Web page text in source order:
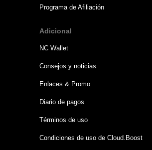
Programa de Afiliación
Adicional
NC Wallet
Consejos y noticias
Enlaces & Promo
Diario de pagos
Términos de uso
Condiciones de uso de Cloud.Boost